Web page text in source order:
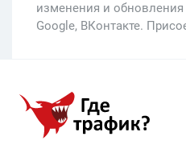
изменения и обновления
Google, ВКонтакте.